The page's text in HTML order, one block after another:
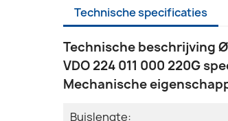
Technische specificaties
Technische beschrijving
VDO 224 011 000 220G
Mechanische
Buislengte: